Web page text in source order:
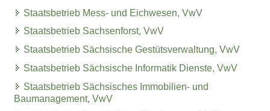
Staatsbetrieb Mess- und Eichwesen, VwV
Staatsbetrieb Sachsenforst, VwV
Staatsbetrieb Sächsische Gestütsverwaltung, VwV
Staatsbetrieb Sächsische Informatik Dienste, VwV
Staatsbetrieb Sächsisches Immobilien- und
Baumanagement, VwV